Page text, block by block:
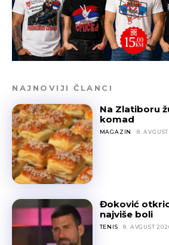
NAJNOVIJI ČLANCI
Na Zlatiboru
komad
MAGAZIN 8.
Đoković
najviše boli
TENIS 8. AVGUST